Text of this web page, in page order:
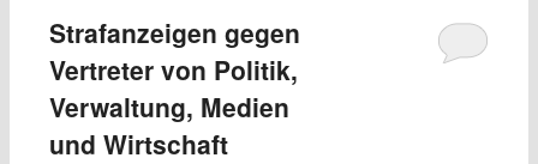
Strafanzeigen gegen
Vertreter von Politik,
Verwaltung, Medien
und Wirtschaft